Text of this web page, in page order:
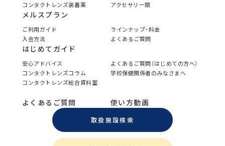
コンタクトレンズ装着薬
アクセサリー類
メルスプラン
ご利用ガイド
ラインナップ・料金
入会方法
よくあるご質問
はじめてガイド
安心アドバイス
よくあるご質問（はじめての方へ）
コンタクトレンズコラム
学校保健関係者のみなさまへ
コンタクトレンズ総合資料室
よくあるご質問 使い方動画
取扱施設検索